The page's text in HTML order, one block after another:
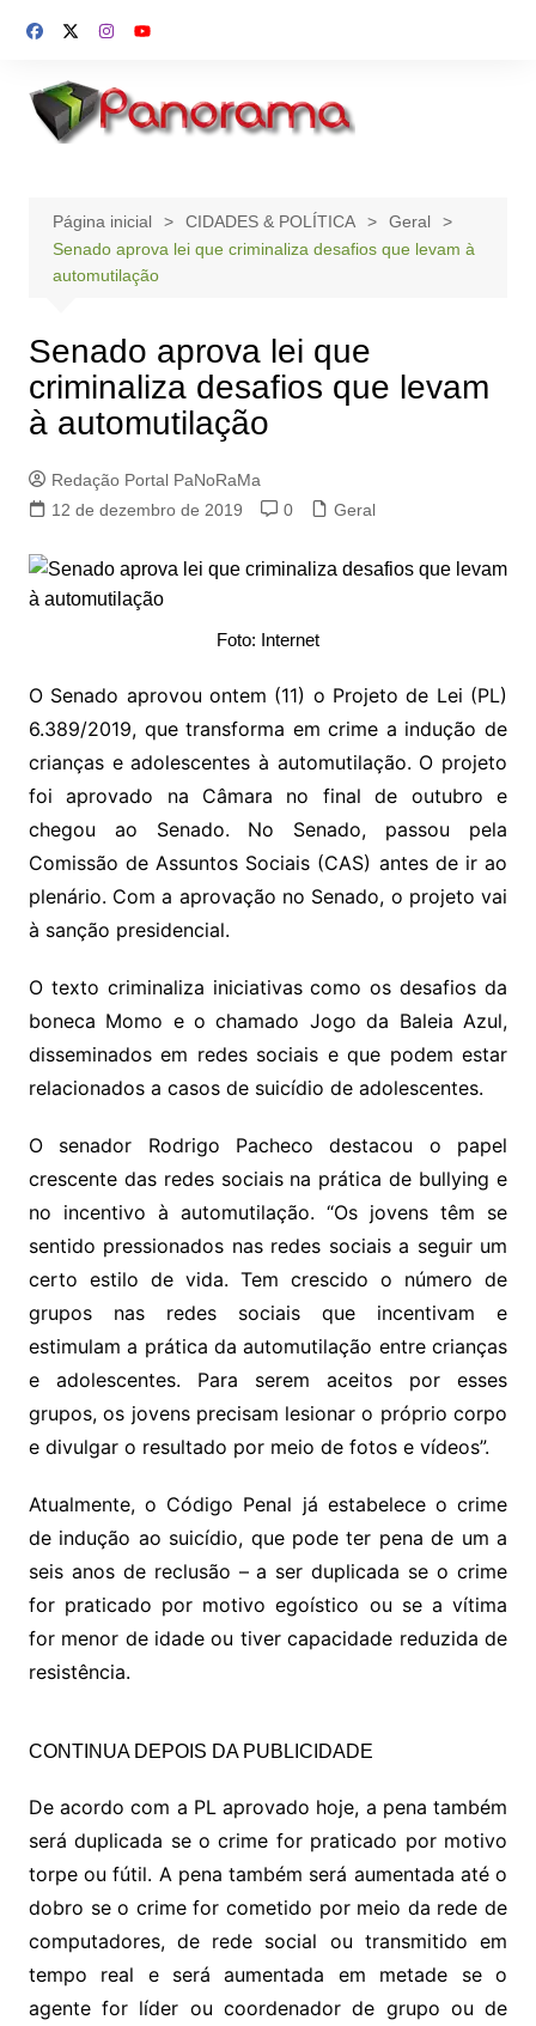
para
conteúdo
Página inicial CIDADES & POLÍTICA
Geral
Senado aprova lei que criminaliza desafios que levam à
automutilação
Senado aprova lei que
criminaliza desafios que levam
à automutilação
Redação Portal PaNoRaMa
12 de dezembro de 2019
0 Geral
Foto: Internet
O Senado aprovou ontem (11) o Projeto de Lei (PL)
6.389/2019, que transforma em crime a indução de
crianças e adolescentes à automutilação. O projeto
foi aprovado na Câmara no final de outubro e
chegou ao Senado. No Senado, passou pela
Comissão de Assuntos Sociais (CAS) antes de ir ao
plenário. Com a aprovação no Senado, o projeto vai
à sanção presidencial.
O texto criminaliza iniciativas como os desafios da
boneca Momo e o chamado Jogo da Baleia Azul,
disseminados em redes sociais e que podem estar
relacionados a casos de suicídio de adolescentes.
O senador Rodrigo Pacheco destacou o papel
crescente das redes sociais na prática de bullying e
no incentivo à automutilação. “Os jovens têm se
sentido pressionados nas redes sociais a seguir um
certo estilo de vida. Tem crescido o número de
grupos nas redes sociais que incentivam e
estimulam a prática da automutilação entre crianças
e adolescentes. Para serem aceitos por esses
grupos, os jovens precisam lesionar o próprio corpo
e divulgar o resultado por meio de fotos e vídeos”.
Atualmente, o Código Penal já estabelece o crime
de indução ao suicídio, que pode ter pena de um a
seis anos de reclusão – a ser duplicada se o crime
for praticado por motivo egoístico ou se a vítima
for menor de idade ou tiver capacidade reduzida de
resistência.
CONTINUA DEPOIS DA PUBLICIDADE
De acordo com a PL aprovado hoje, a pena também
será duplicada se o crime for praticado por motivo
torpe ou fútil. A pena também será aumentada até o
dobro se o crime for cometido por meio da rede de
computadores, de rede social ou transmitido em
tempo real e será aumentada em metade se o
agente for líder ou coordenador de grupo ou de